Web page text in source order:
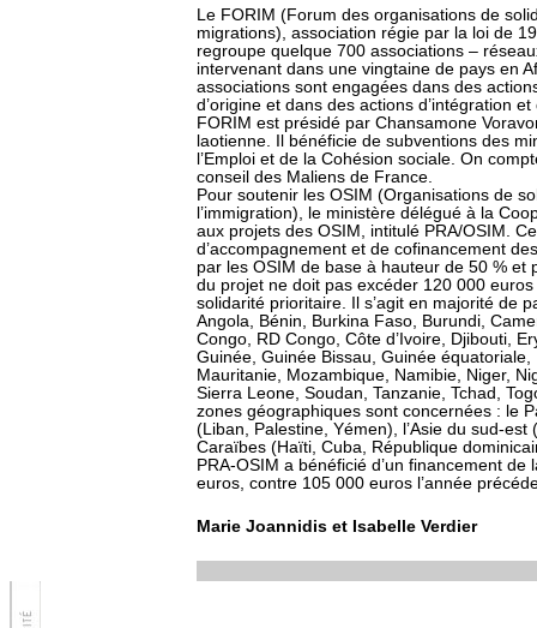
Le FORIM (Forum des organisations de
migrations), association régie par la loi de
regroupe quelque 700 associations –
intervenant dans une vingtaine de pays en
associations sont engagées dans des
d’origine et dans des actions d’intégration
FORIM est présidé par Chansamone
laotienne. Il bénéficie de subventions des
l’Emploi et de la Cohésion sociale. On
conseil des Maliens de France.
Pour soutenir les OSIM (Organisations de
l’immigration), le ministère délégué à la
aux projets des OSIM, intitulé PRA/OSIM.
d’accompagnement et de cofinancement
par les OSIM de base à hauteur de 50 %
du projet ne doit pas excéder 120 000
solidarité prioritaire. Il s’agit en majorité de
Angola, Bénin, Burkina Faso, Burundi,
Congo, RD Congo, Côte d’Ivoire, Djibouti,
Guinée, Guinée Bissau, Guinée
Mauritanie, Mozambique, Namibie, Niger,
Sierra Leone, Soudan, Tanzanie, Tchad,
zones géographiques sont concernées : le
(Liban, Palestine, Yémen), l’Asie du sud-
Caraïbes (Haïti, Cuba, République
PRA-OSIM a bénéficié d’un financement
euros, contre 105 000 euros l’année
Marie Joannidis et Isabelle Verdier